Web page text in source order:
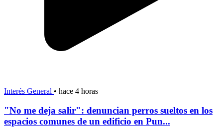
Interés General • hace 4 horas
"No me deja salir": denuncian perros sueltos en los
espacios comunes de un edificio en Pun...